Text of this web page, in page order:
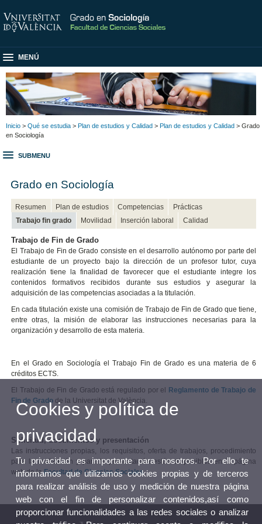
MENÚ
Inicio > Qué se estudia > Plan de estudios y Calidad > Plan de estudios y Calidad > Grado
en Sociología
SUBMENU
Grado en Sociología
Resumen Plan de estudios Competencias
Prácticas
Trabajo fin grado
Movilidad Inserción laboral Calidad
Trabajo de Fin de Grado
El Trabajo de Fin de Grado consiste en el desarrollo autónomo por parte del
estudiante de un proyecto bajo la dirección de un profesor tutor, cuya
realización tiene la finalidad de favorecer que el estudiante integre los
contenidos formativos recibidos durante sus estudios y asegurar la
adquisición de las competencias asociadas a la titulación.
En cada titulación existe una comisión de Trabajo de Fin de Grado que tiene,
entre otras, la misión de elaborar las instrucciones necesarias para la
organización y desarrollo de esta materia.
En el Grado en Sociología el Trabajo Fin de Grado es una materia de 6
créditos ECTS.
El Trabajo de Fin de Grado está regulado por el
Reglamento de Trabajo de
Fin de Grado de la Universitat de València.
Solicitud, documentos y presentación
Las instrucciones propias, los requisitos, oferta de trabajos, procedimiento
para la realización y para la presentación están disponibles en la página
web de laFacultad de Ciencias Sociales.
Cookies y política de
privacidad
Tu privacidad es importante para nosotros. Por ello te
informamos que utilizamos cookies propias y de terceros
para realizar análisis de uso y medición de nuestra página
web con el fin de personalizar contenidos,así como
proporcionar funcionalidades a las redes sociales o analizar